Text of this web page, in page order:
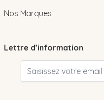
Nos Marques
Lettre d’information